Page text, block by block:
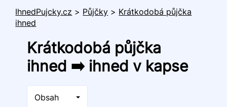
IhnedPujcky.cz > Půjčky > Krátkodobá půjčka
ihned
Krátkodobá půjčka
ihned ➡️ ihned v kapse
Obsah